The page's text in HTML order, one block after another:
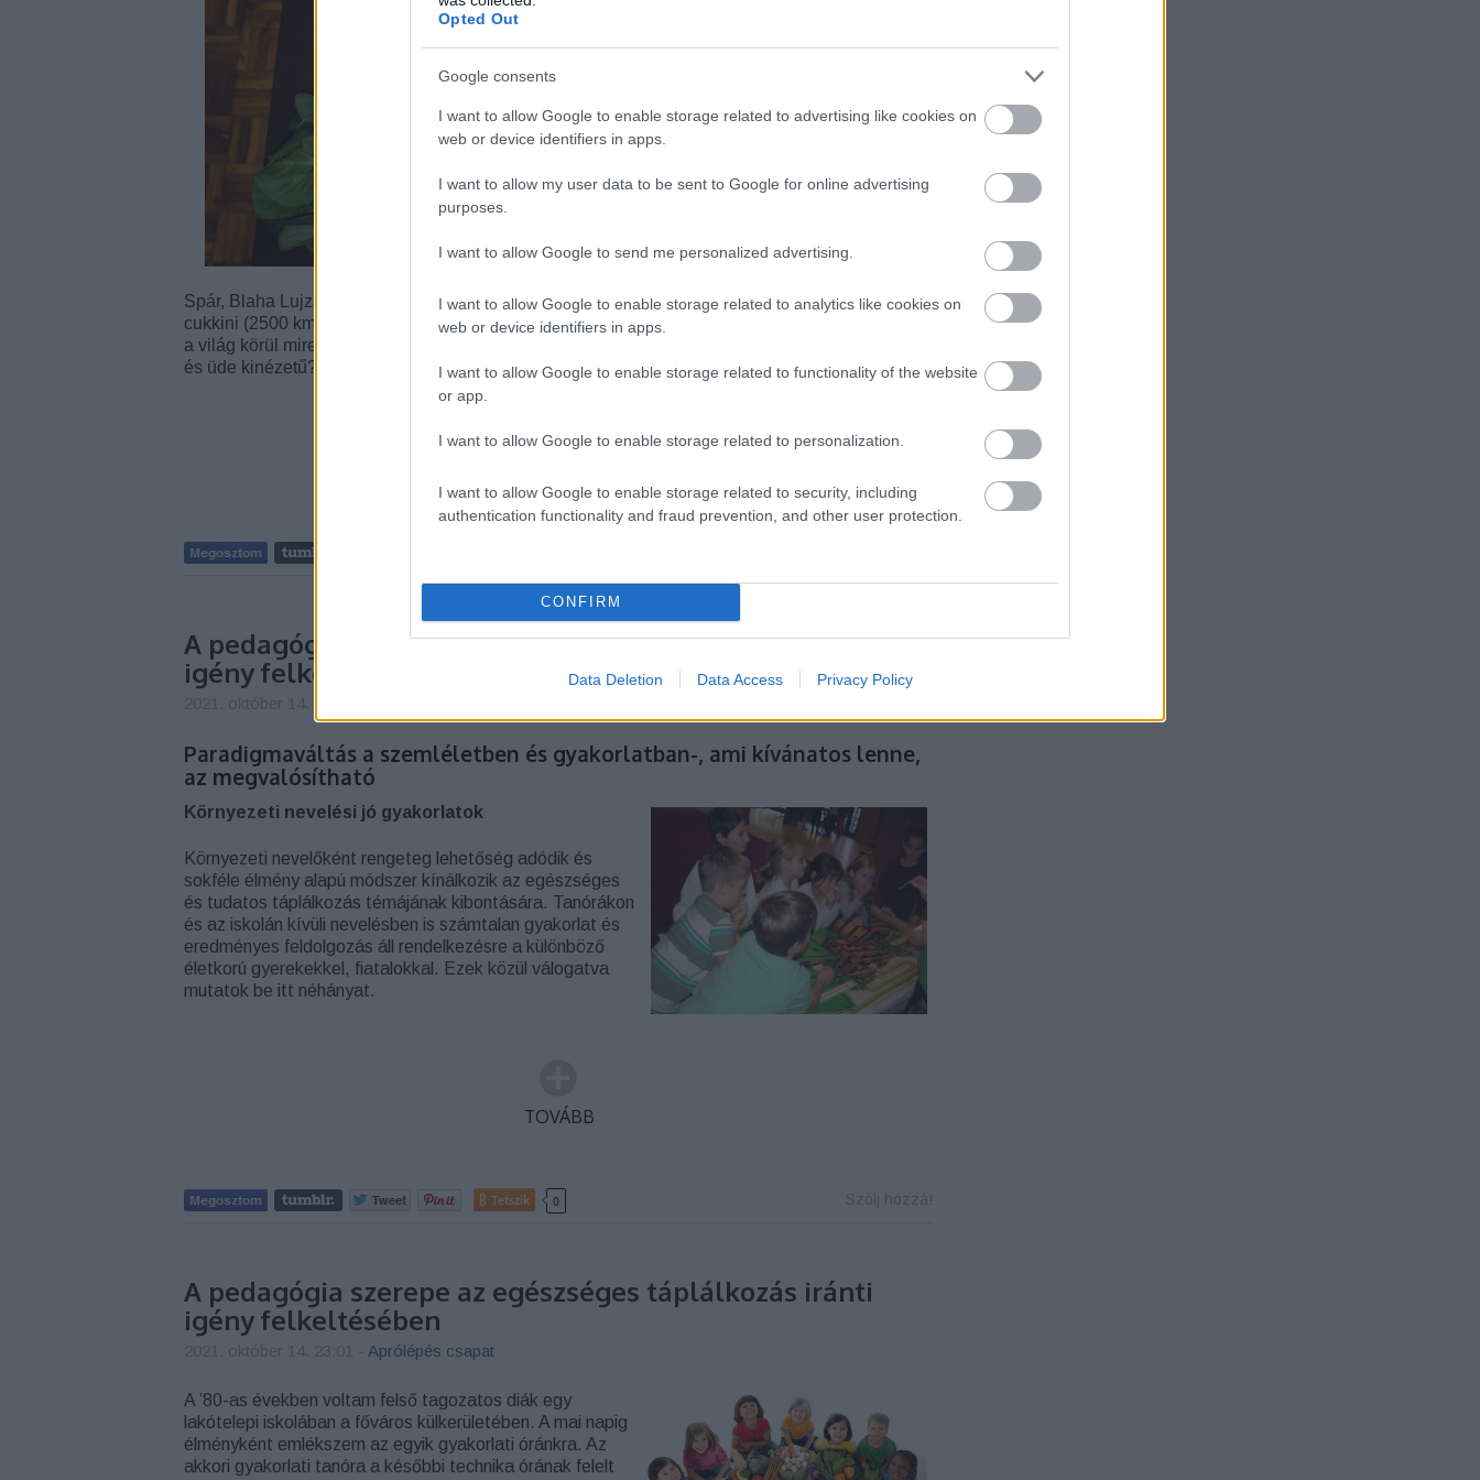
Opted Out
Google consents
I want to allow Google to enable storage related to advertising like cookies on
web or device identifiers in apps.
I want to allow my user data to be sent to Google for online advertising
purposes.
I want to allow Google to send me personalized advertising.
I want to allow Google to enable storage related to analytics like cookies on
web or device identifiers in apps.
I want to allow Google to enable storage related to functionality of the website
or app.
I want to allow Google to enable storage related to personalization.
I want to allow Google to enable storage related to security, including
authentication functionality and fraud prevention, and other user protection.
CONFIRM
Data Deletion Data Access Privacy Policy
Spár, Blaha Lujza tér. Kosár tartalma: egy fürt banán (10.000 km-ről), 2 citrom (1250 km-ről), 2db
cukkini (2500 km-ről), 6 paradicsom (100 km-ről).Összesen 13850 km-et utazott a kosár tartalma
a világ körül mire a bolt polcaira ért. Hogy lehetséges tehát mégis, hogy minden egyformán friss
és üde kinézetű? Mit keresnek itt egyáltalán?
A pedagógia szerepe az egészséges táplálkozás iránti
igény felkeltésében-jó gyakorlatok
Paradigmaváltás a szemléletben és gyakorlatban-, ami kívánatos lenne,
az megvalósítható
Környezeti nevelési jó gyakorlatok
Környezeti nevelőként rengeteg lehetőség adódik és
sokféle élmény alapú módszer kínálkozik az egészséges
és tudatos táplálkozás témájának kibontására. Tanórákon
és az iskolán kívüli nevelésben is számtalan gyakorlat és
eredményes feldolgozás áll rendelkezésre a különböző
életkorú gyerekekkel, fiatalokkal. Ezek közül válogatva
mutatok be itt néhányat.
TOVÁBB
Tetszik 0
A pedagógia szerepe az egészséges táplálkozás iránti
igény felkeltésében
Aprólépés csapat
A ’80-as években voltam felső tagozatos diák egy
lakótelepi iskolában a főváros külkerületében. A mai napig
élményként emlékszem az egyik gyakorlati óránkra. Az
akkori gyakorlati tanóra a későbbi technika órának felelt